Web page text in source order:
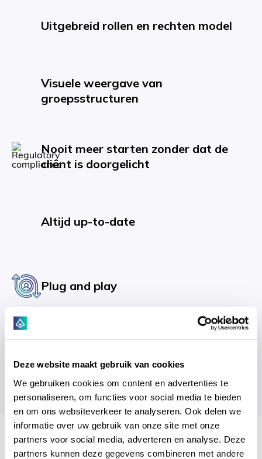
Deze website maakt gebruik van cookies
We gebruiken cookies om content en advertenties te
personaliseren, om functies voor social media te bieden
en om ons websiteverkeer te analyseren. Ook delen we
informatie over uw gebruik van onze site met onze
partners voor social media, adverteren en analyse. Deze
partners kunnen deze gegevens combineren met andere
Uitgebreid rollen en rechten model
Visuele weergave van
groepsstructuren
Nooit meer starten zonder dat de
cliënt is doorgelicht
Altijd up-to-date
Plug and play
Profiteer vandaag nog